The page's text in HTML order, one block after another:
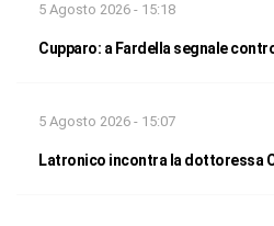
5 Agosto 2026 - 15:18
Cupparo: a Fardella segnale
5 Agosto 2026 - 15:07
Latronico incontra la dottoressa